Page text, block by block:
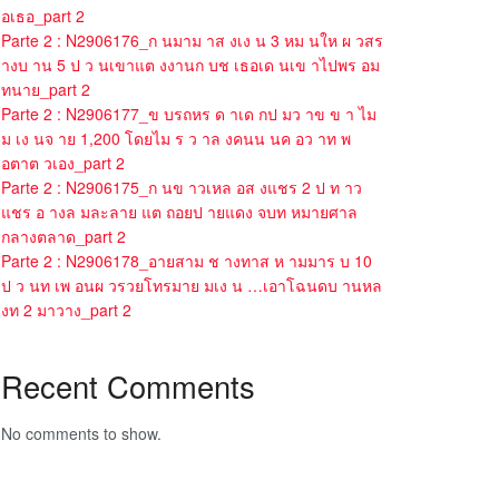
อเธอ_part 2
Parte 2 : N2906176_ก นมาม าส งเง น 3 หม นให ผ วสร
างบ าน 5 ป ว นเขาแต งงานก บช เธอเด นเข าไปพร อม
ทนาย_part 2
Parte 2 : N2906177_ข บรถหร ด าเด กป มว าข ข า ไม
ม เง นจ าย 1,200 โดยไม ร ว าล งคนน นค อว าท พ
อตาต วเอง_part 2
Parte 2 : N2906175_ก นข าวเหล อส งแชร 2 ป ท าว
แชร อ างล มละลาย แต ถอยป ายแดง จบท หมายศาล
กลางตลาด_part 2
Parte 2 : N2906178_อายสาม ช างทาส ห ามมาร บ 10
ป ว นท เพ อนผ วรวยโทรมาย มเง น …เอาโฉนดบ านหล
งท 2 มาวาง_part 2
Recent Comments
No comments to show.